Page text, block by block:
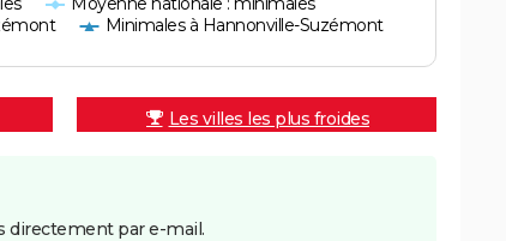
Minimales à Hannonville-Suzémont
Les villes les plus froides
directement par e-mail.